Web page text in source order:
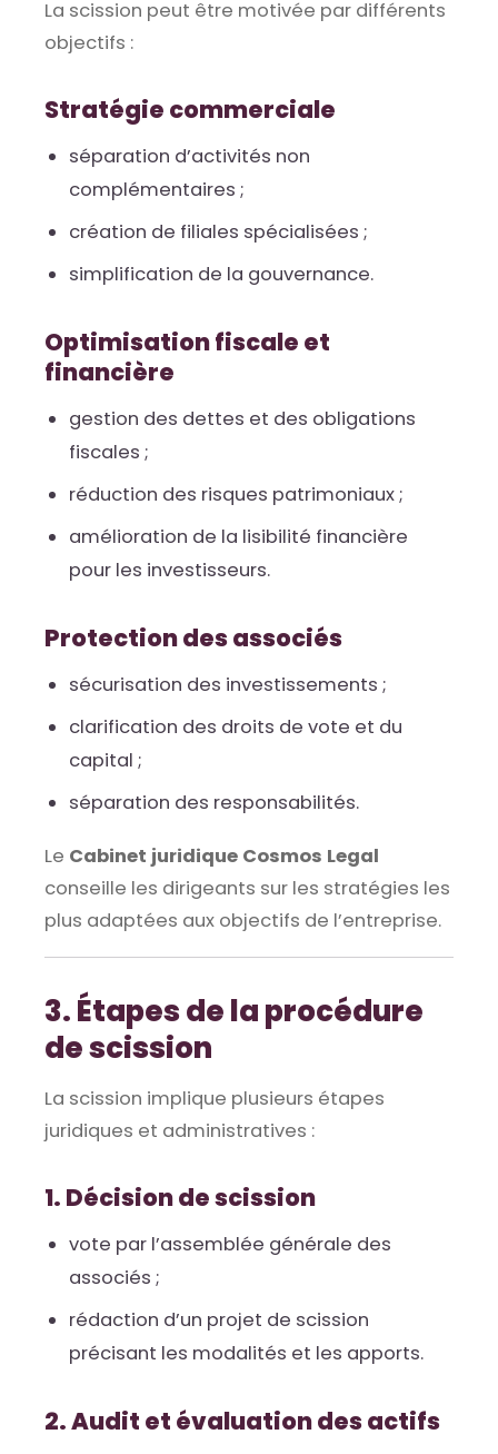
La scission peut être motivée par différents
objectifs :
Stratégie commerciale
séparation d’activités non
complémentaires ;
création de filiales spécialisées ;
simplification de la gouvernance.
Optimisation fiscale et
financière
gestion des dettes et des obligations
fiscales ;
réduction des risques patrimoniaux ;
amélioration de la lisibilité financière
pour les investisseurs.
Protection des associés
sécurisation des investissements ;
clarification des droits de vote et du
capital ;
séparation des responsabilités.
Le Cabinet juridique Cosmos Legal
conseille les dirigeants sur les stratégies les
plus adaptées aux objectifs de l’entreprise.
3. Étapes de la procédure
de scission
La scission implique plusieurs étapes
juridiques et administratives :
1. Décision de scission
vote par l’assemblée générale des
associés ;
rédaction d’un projet de scission
précisant les modalités et les apports.
2. Audit et évaluation des actifs